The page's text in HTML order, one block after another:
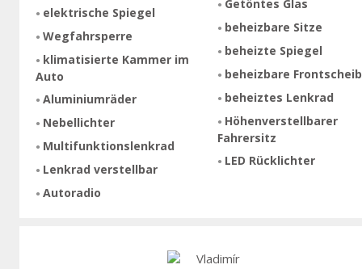
elektrische Spiegel
Wegfahrsperre
klimatisierte Kammer im
Auto
Aluminiumräder
Nebellichter
Multifunktionslenkrad
Lenkrad verstellbar
Autoradio
Getöntes Glas
beheizbare Sitze
beheizte Spiegel
beheizbare
beheiztes Lenkrad
Höhenverstellbarer
Fahrersitz
LED Rücklichter